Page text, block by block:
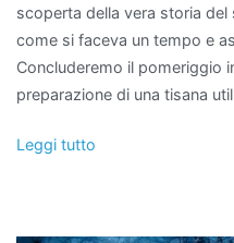
scoperta della vera storia
come si faceva un tempo e
Concluderemo il pomeriggio
preparazione di una tisana
Leggi tutto